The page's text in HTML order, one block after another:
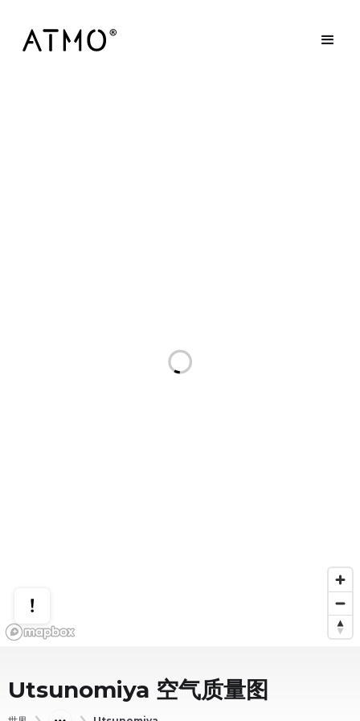
Utsunomiya 空气质量图